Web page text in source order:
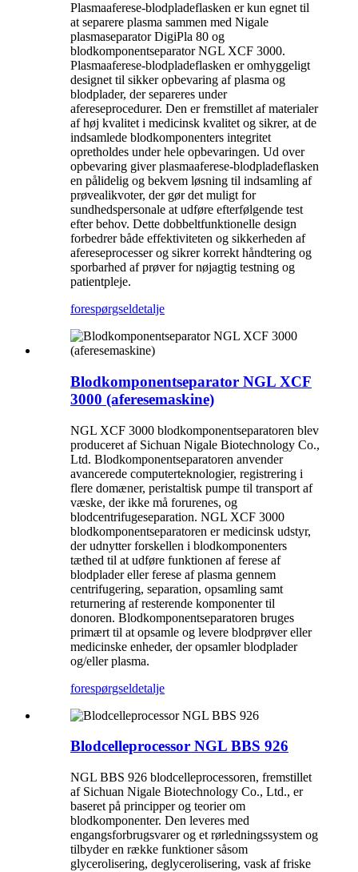
Plasmaaferese-blodpladeflasken er kun egnet til
at separere plasma sammen med Nigale
plasmaseparator DigiPla 80 og
blodkomponentseparator NGL XCF 3000.
Plasmaaferese-blodpladeflasken er omhyggeligt
designet til sikker opbevaring af plasma og
blodplader, der separeres under
afereseprocedurer. Den er fremstillet af materialer
af høj kvalitet i medicinsk kvalitet og sikrer, at de
indsamlede blodkomponenters integritet
opretholdes under hele opbevaringen. Ud over
opbevaring giver plasmaaferese-blodpladeflasken
en pålidelig og bekvem løsning til indsamling af
prøvealikvoter, der gør det muligt for
sundhedspersonale at udføre efterfølgende test
efter behov. Dette dobbeltfunktionelle design
forbedrer både effektiviteten og sikkerheden af ​​
afereseprocesser og sikrer korrekt håndtering og
sporbarhed af prøver for nøjagtig testning og
patientpleje.
forespørgseldetalje
Blodkomponentseparator NGL XCF
3000 (aferesemaskine)
NGL XCF 3000 blodkomponentseparatoren blev
produceret af Sichuan Nigale Biotechnology Co.,
Ltd. Blodkomponentseparatoren anvender
avancerede computerteknologier, registrering i
flere domæner, peristaltisk pumpe til transport af
væske, der ikke må forurenes, og
blodcentrifugeseparation. NGL XCF 3000
blodkomponentseparatoren er medicinsk udstyr,
der udnytter forskellen i blodkomponenters
tæthed til at udføre funktionen af ​​ferese af
blodplader eller ferese af plasma gennem
centrifugering, separation, opsamling samt
returnering af resterende komponenter til
donoren. Blodkomponentseparatoren bruges
primært til at opsamle og levere blodprøver eller
medicinske enheder, der opsamler blodplader
og/eller plasma.
forespørgseldetalje
Blodcelleprocessor NGL BBS 926
NGL BBS 926 blodcelleprocessoren, fremstillet
af Sichuan Nigale Biotechnology Co., Ltd., er
baseret på principper og teorier om
blodkomponenter. Den leveres med
engangsforbrugsvarer og et rørledningssystem og
tilbyder en række funktioner såsom
glycerolisering, deglycerolisering, vask af friske